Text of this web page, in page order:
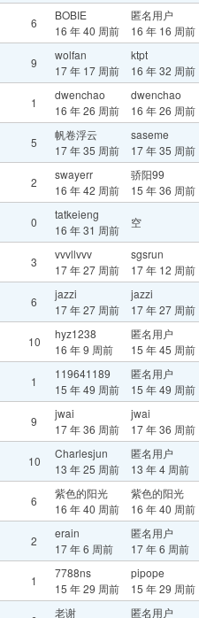
6
BOBIE
16 年 40 周前
匿名用户
16 年 16 周前
9
wolfan
17 年 17 周前
ktpt
16 年 32 周前
1
dwenchao
16 年 26 周前
dwenchao
16 年 26 周前
5
帆卷浮云
17 年 35 周前
saseme
17 年 35 周前
2
swayerr
16 年 42 周前
骄阳99
15 年 36 周前
0
tatkeieng
16 年 31 周前
空
3
vvvllvvv
17 年 27 周前
sgsrun
17 年 12 周前
6
jazzi
17 年 27 周前
jazzi
17 年 27 周前
10
hyz1238
16 年 9 周前
匿名用户
15 年 45 周前
1
119641189
15 年 49 周前
匿名用户
15 年 49 周前
9
jwai
17 年 36 周前
jwai
17 年 36 周前
10
Charlesjun
13 年 25 周前
匿名用户
13 年 4 周前
6
紫色的阳光
16 年 40 周前
紫色的阳光
16 年 40 周前
2
erain
17 年 6 周前
匿名用户
17 年 6 周前
1
7788ns
15 年 29 周前
pipope
15 年 29 周前
老谢 匿名用户